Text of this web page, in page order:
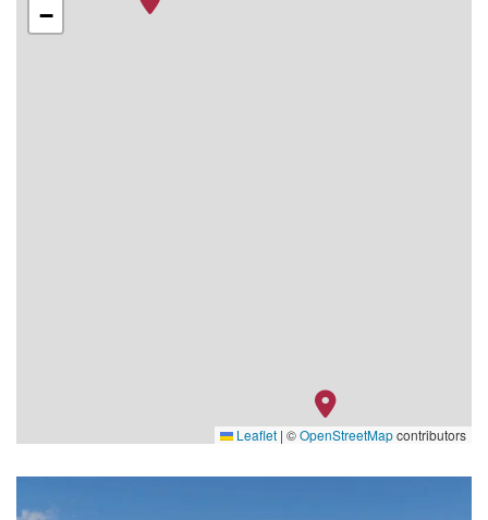
−
Leaflet | ©OpenStreetMapcontributors